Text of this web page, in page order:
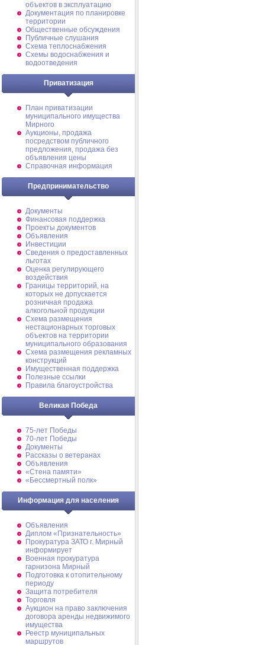
объектов в эксплуатацию
Документация по планировке
территории
Общественные обсуждения
Публичные слушания
Схема теплоснабжения
Схемы водоснабжения и
водоотведения
Приватизация
План приватизации
муниципального имущества
Мирного
Аукционы, продажа
посредством публичного
предложения, продажа без
объявления цены
Справочная информация
Предпринимательство
Документы
Финансовая поддержка
Проекты документов
Объявления
Инвестиции
Сведения о предоставленных
льготах
Оценка регулирующего
воздействия
Границы территорий, на
которых не допускается
розничная продажа
алкогольной продукции
Схема размещения
нестационарных торговых
объектов на территории
муниципального образования
Схема размещения рекламных
конструкций
Имущественная поддержка
Полезные ссылки
Правила благоустройства
Великая Победа
75-лет Победы
70-лет Победы
Документы
Рассказы о ветеранах
Объявления
«Стена памяти»
«Бессмертный полк»
Информация для населения
Объявления
Диплом «Признательность»
Прокуратура ЗАТО г. Мирный
информирует
Военная прокуратура
гарнизона Мирный
Подготовка к отопительному
периоду
Защита потребителя
Торговля
Аукцион на право заключения
договора аренды недвижимого
имущества
Реестр муниципальных
маршрутов